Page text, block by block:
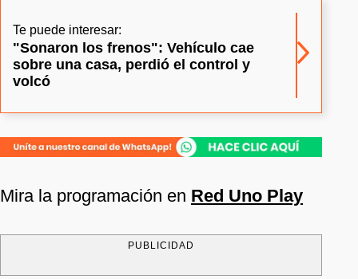
Te puede interesar:
"Sonaron los frenos": Vehículo cae
sobre una casa, perdió el control y
volcó
Mira la programación en Red Uno Play
PUBLICIDAD